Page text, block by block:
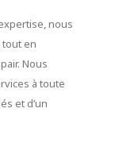
nous
en
Nous
à toute
et d’un